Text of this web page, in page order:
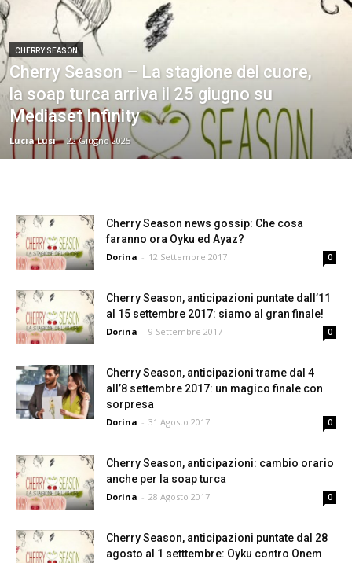
CHERRY SEASON
Cherry Season – La stagione del cuore,
la soap turca arriva il 25 giugno su
Mediaset Infinity
Lucia Lusi - 22 Giugno 2025
Cherry Season news gossip: Che cosa
faranno ora Oyku ed Ayaz?
Dorina - 12 Settembre 2017 0
Cherry Season, anticipazioni puntate dall’11
al 15 settembre 2017: siamo al gran finale!
Dorina - 9 Settembre 2017 0
Cherry Season, anticipazioni trame dal 4
all’8 settembre 2017: un magico finale con
sorpresa
Dorina - 31 Agosto 2017 0
Cherry Season, anticipazioni: cambio orario
anche per la soap turca
Dorina - 28 Agosto 2017 0
Cherry Season, anticipazioni puntate dal 28
agosto al 1 setttembre: Oyku contro Onem